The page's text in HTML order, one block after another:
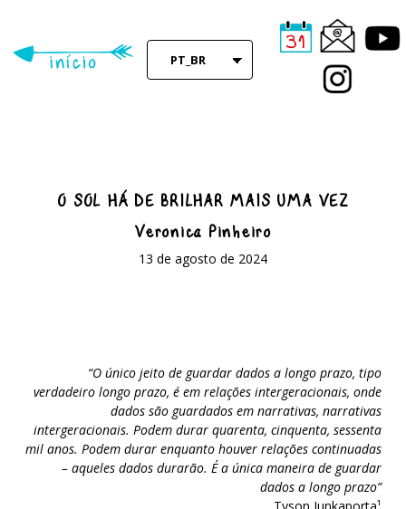
main
content
PT_BR
O SOL HÁ DE BRILHAR MAIS UMA VEZ
Veronica Pinheiro
13 de agosto de 2024
“O único jeito de guardar dados a longo prazo, tipo
verdadeiro longo prazo, é em relações intergeracionais, onde
dados são guardados em narrativas, narrativas
intergeracionais. Podem durar quarenta, cinquenta, sessenta
mil anos. Podem durar enquanto houver relações continuadas
– aqueles dados durarão. É a única maneira de guardar
dados a longo prazo”